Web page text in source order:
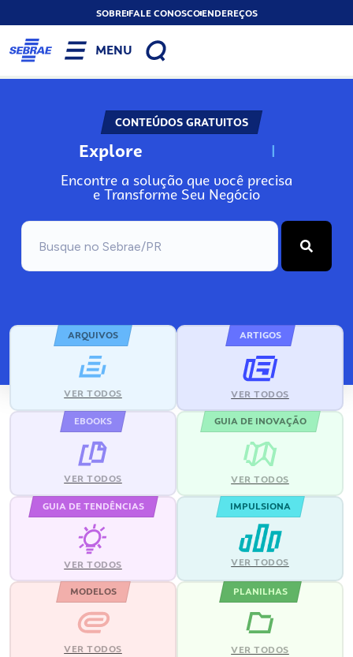
SOBREFALE CONOSCOENDEREÇOS
MENU
CONTEÚDOS GRATUITOS
Explore N
Encontre a solução que você precisa
e Transforme Seu Negócio
ARQUIVOS
VER TODOS
ARTIGOS
VER TODOS
EBOOKS
VER TODOS
GUIA DE INOVAÇÃO
VER TODOS
GUIA DE TENDÊNCIAS
VER TODOS
IMPULSIONA
VER TODOS
MODELOS
VER TODOS
PLANILHAS
VER TODOS